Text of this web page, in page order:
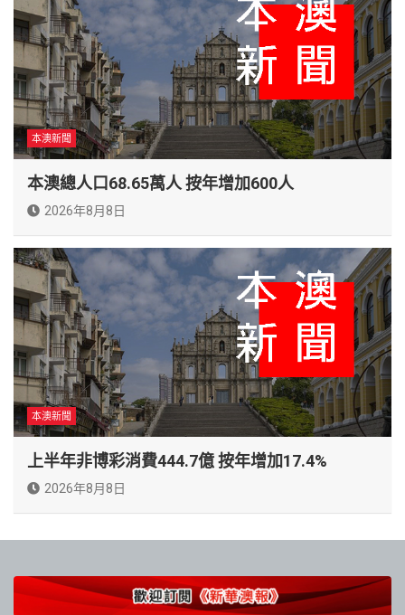
本澳新聞
本澳總人口68.65萬人 按年增加600人
2026年8月8日
本澳新聞
上半年非博彩消費444.7億 按年增加17.4%
2026年8月8日